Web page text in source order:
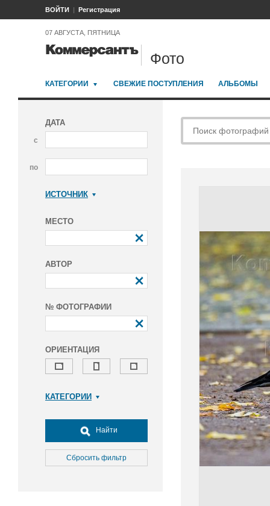
ВОЙТИ Регистрация
07 АВГУСТА, ПЯТНИЦА
Фото
КАТЕГОРИИ СВЕЖИЕ ПОСТУПЛЕНИЯ АЛЬБОМЫ
ДАТА
с
по
ИСТОЧНИК
МЕСТО
АВТОР
№ ФОТОГРАФИИ
ОРИЕНТАЦИЯ
КАТЕГОРИИ
Досуг, туризм и отдых
Культура
Медицина
Найти
Сбросить фильтр